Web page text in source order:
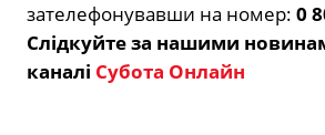
зателефонувавши на номер: 0
Слідкуйте за нашими
каналі Субота Онлайн